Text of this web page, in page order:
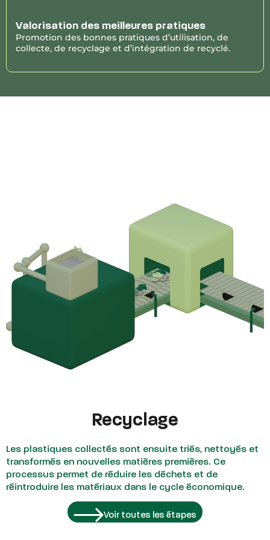
Valorisation des meilleures pratiques
Promotion des bonnes pratiques d’utilisation, de
collecte, de recyclage et d’intégration de recyclé.
Recyclage
Les plastiques collectés sont ensuite triés, nettoyés et
transformés en nouvelles matières premières. Ce
processus permet de réduire les déchets et de
réintroduire les matériaux dans le cycle économique.
Voir toutes les étapes